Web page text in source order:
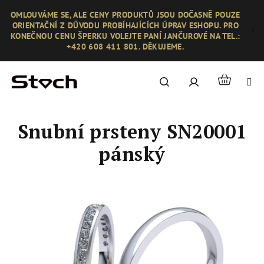
obsah
OMLOUVÁME SE, ALE CENY PRODUKTŮ JSOU DOČASNĚ POUZE
ORIENTAČNÍ Z DŮVODU PROBÍHAJÍCÍCH ÚPRAV ESHOPU. PRO
KONEČNOU CENU ŠPERKU VOLEJTE PANÍ JANČUROVÉ NA TEL.:
+420 608 411 801. DĚKUJEME.
Hledat PřihlášeníNákupní
Snubní prsteny SN20001
pánský